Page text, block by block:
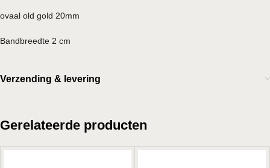
ovaal old gold 20mm
Bandbreedte 2 cm
Verzending & levering
Gerelateerde producten